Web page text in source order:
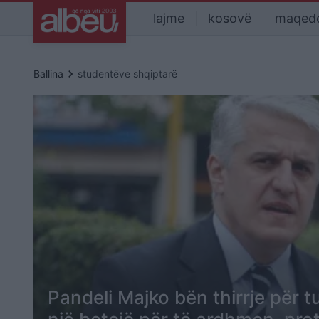
lajme kosovë
Ballina keyboard_arrow_right studentëve shqiptarë
Pandeli Majko bën thirrje për